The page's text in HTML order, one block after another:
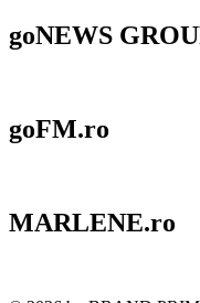
goNEWS
goFM.ro
MARLENE.ro